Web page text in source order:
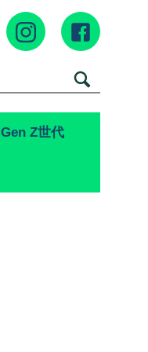
Gen Z世代